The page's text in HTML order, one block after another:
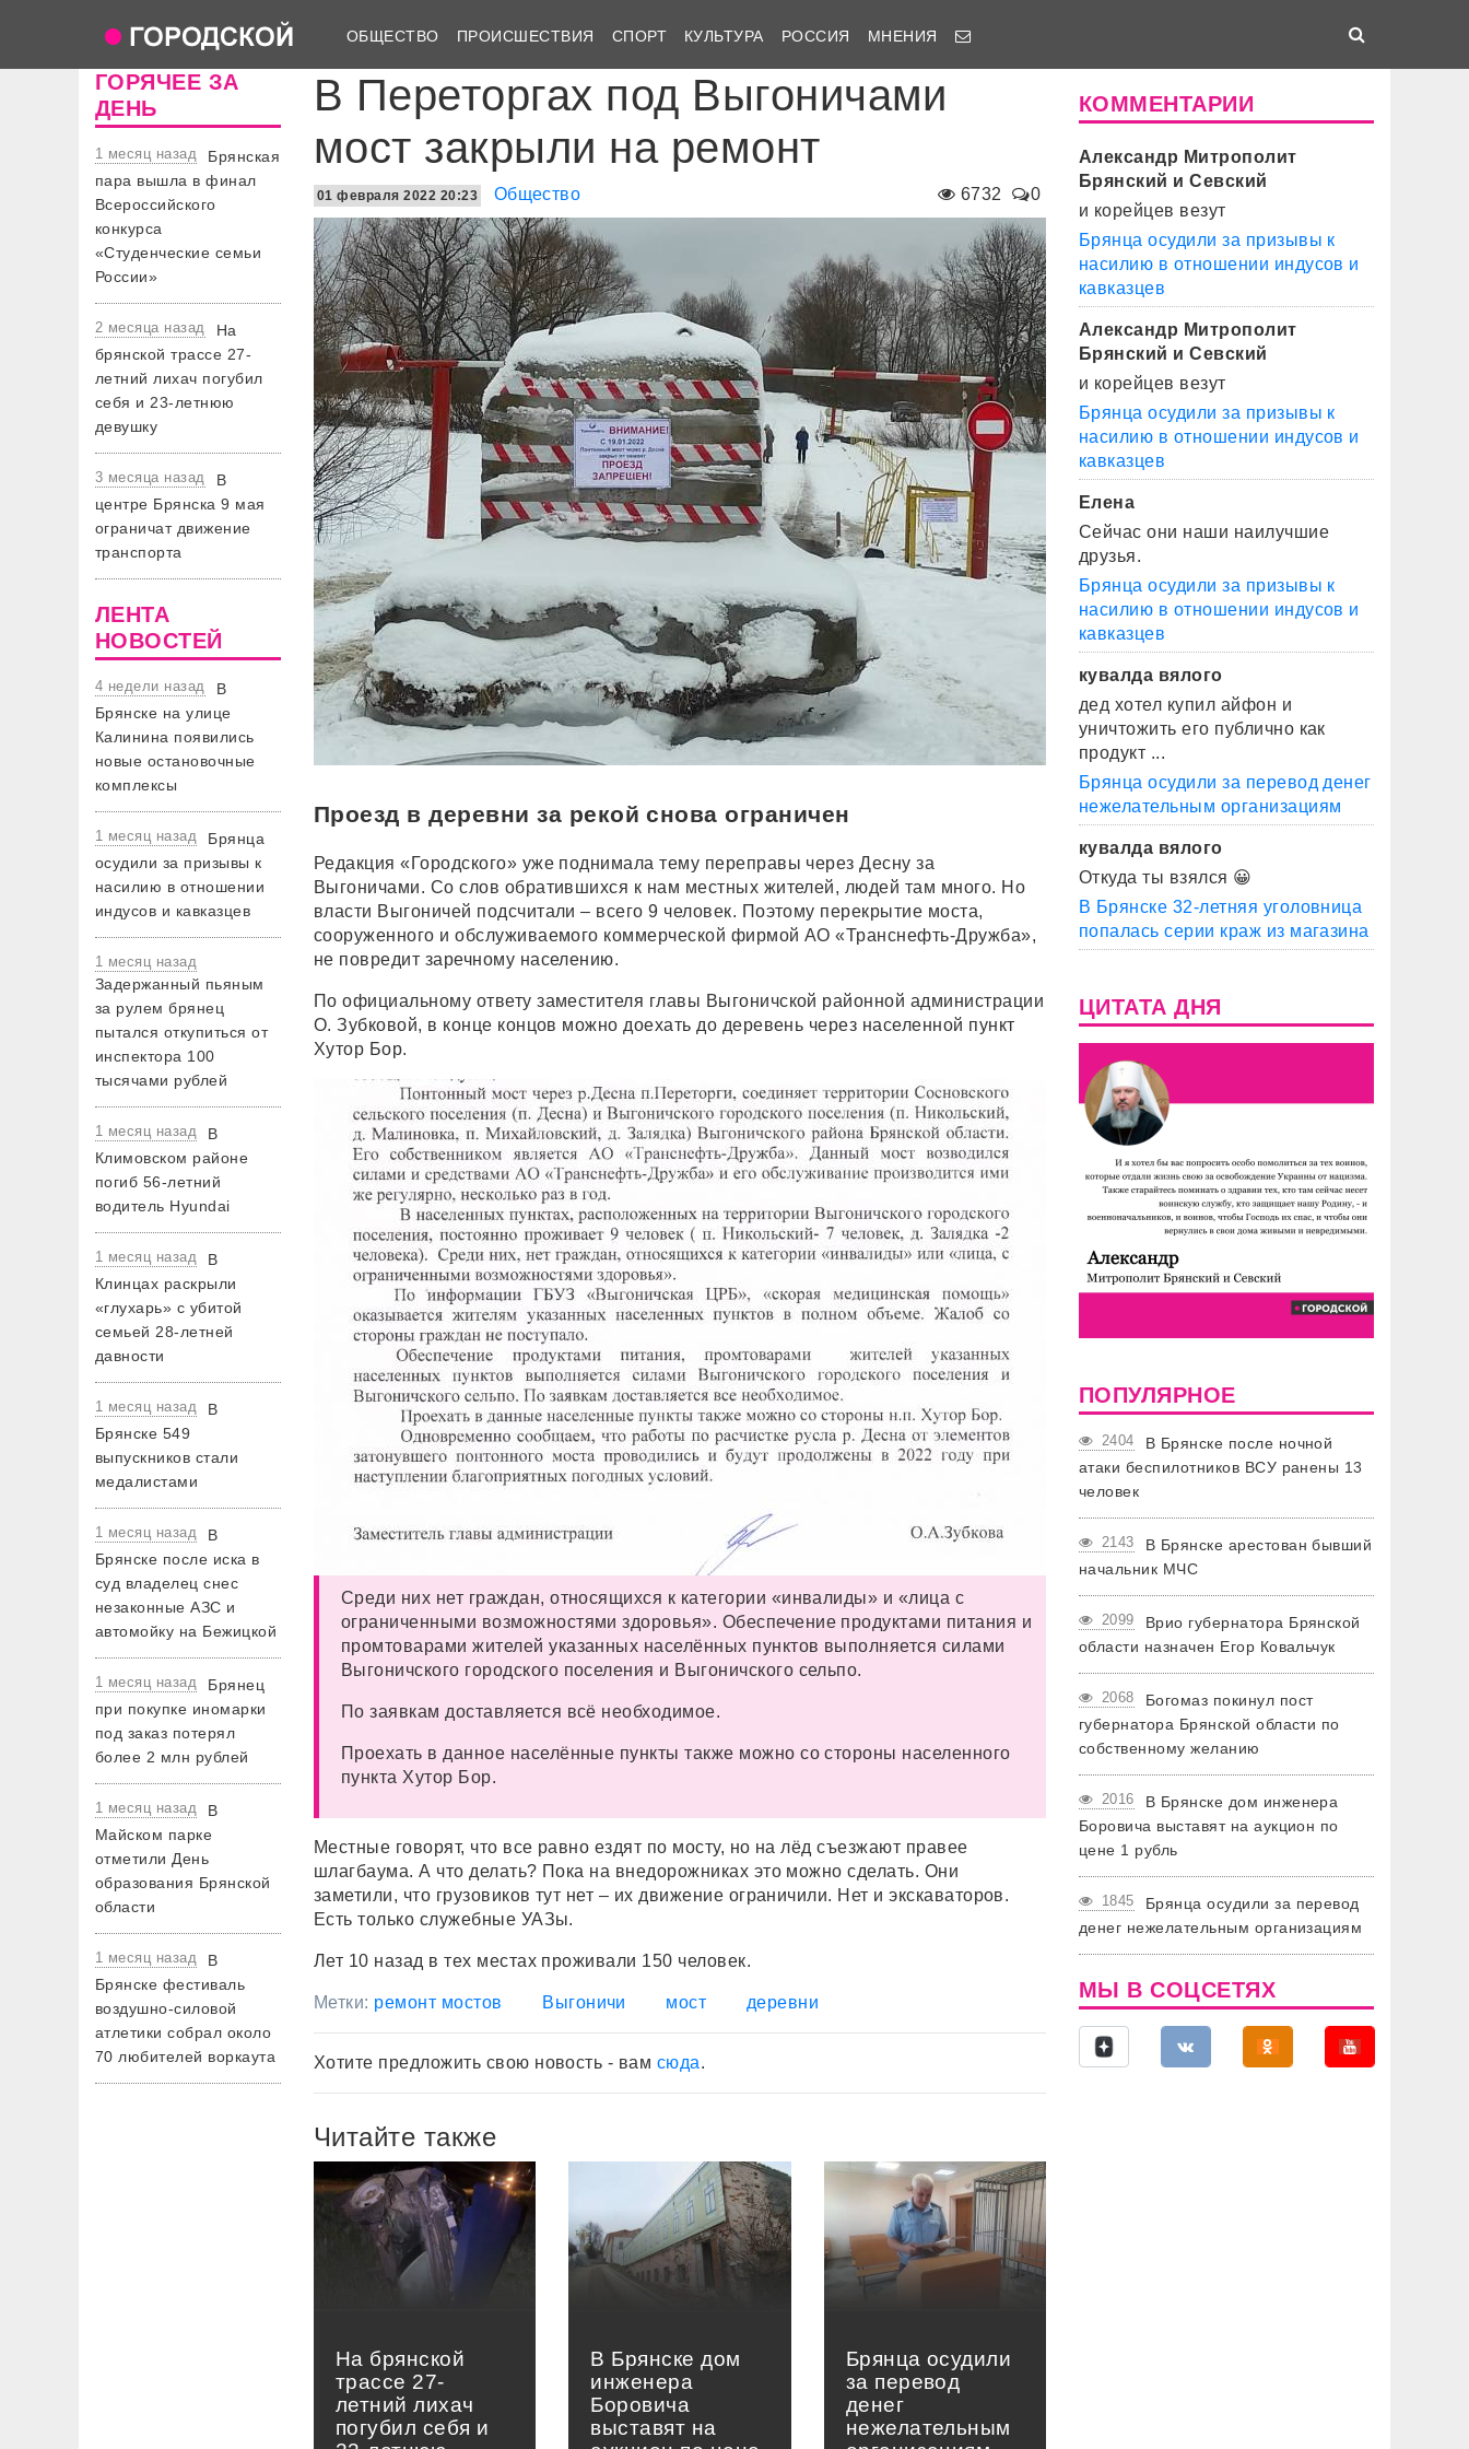
ОБЩЕСТВО ПРОИСШЕСТВИЯ СПОРТ КУЛЬТУРА РОССИЯ МНЕНИЯ
ГОРЯЧЕЕ ЗА
ДЕНЬ
1 месяц назад
Брянская
пара вышла в финал
Всероссийского
конкурса
«Студенческие семьи
России»
2 месяца назад
На
брянской трассе 27-
летний лихач погубил
себя и 23-летнюю
девушку
3 месяца назад
В
центре Брянска 9 мая
ограничат движение
транспорта
ЛЕНТА
НОВОСТЕЙ
4 недели назад
В
Брянске на улице
Калинина появились
новые остановочные
комплексы
1 месяц назад
Брянца
осудили за призывы к
насилию в отношении
индусов и кавказцев
1 месяц назад
Задержанный пьяным
за рулем брянец
пытался откупиться от
инспектора 100
тысячами рублей
1 месяц назад
В
Климовском районе
погиб 56-летний
водитель Hyundai
1 месяц назад
В
Клинцах раскрыли
«глухарь» с убитой
семьей 28-летней
давности
1 месяц назад
В
Брянске 549
выпускников стали
медалистами
1 месяц назад
В
Брянске после иска в
суд владелец снес
незаконные АЗС и
автомойку на Бежицкой
1 месяц назад
Брянец
при покупке иномарки
под заказ потерял
более 2 млн рублей
1 месяц назад
В
Майском парке
отметили День
образования Брянской
области
1 месяц назад
В
Брянске фестиваль
воздушно-силовой
атлетики собрал около
70 любителей воркаута
В Переторгах под Выгоничами
мост закрыли на ремонт
6732 0
01 февраля 2022 20:23 Общество
Проезд в деревни за рекой снова ограничен
Редакция «Городского» уже поднимала тему переправы через Десну за
Выгоничами. Со слов обратившихся к нам местных жителей, людей там много. Но
власти Выгоничей подсчитали – всего 9 человек. Поэтому перекрытие моста,
сооруженного и обслуживаемого коммерческой фирмой АО «Транснефть-Дружба»,
не повредит заречному населению.
По официальному ответу заместителя главы Выгоничской районной администрации
О. Зубковой, в конце концов можно доехать до деревень через населенной пункт
Хутор Бор.
Среди них нет граждан, относящихся к категории «инвалиды» и «лица с
ограниченными возможностями здоровья». Обеспечение продуктами питания и
промтоварами жителей указанных населённых пунктов выполняется силами
Выгоничского городского поселения и Выгоничского сельпо.
По заявкам доставляется всё необходимое.
Проехать в данное населённые пункты также можно со стороны населенного
пункта Хутор Бор.
Местные говорят, что все равно ездят по мосту, но на лёд съезжают правее
шлагбаума. А что делать? Пока на внедорожниках это можно сделать. Они
заметили, что грузовиков тут нет – их движение ограничили. Нет и экскаваторов.
Есть только служебные УАЗы.
Лет 10 назад в тех местах проживали 150 человек.
Метки: ремонт мостов Выгоничи мост деревни
Хотите предложить свою новость - вам сюда.
Читайте также
На брянской
трассе 27-
летний лихач
погубил себя и
В Брянске дом
инженера
Боровича
выставят на
Брянца осудили
за перевод
денег
нежелательным
КОММЕНТАРИИ
Александр Митрополит
Брянский и Севский
и корейцев везут
Брянца осудили за призывы к
насилию в отношении индусов и
кавказцев
Александр Митрополит
Брянский и Севский
и корейцев везут
Брянца осудили за призывы к
насилию в отношении индусов и
кавказцев
Елена
Сейчас они наши наилучшие
друзья.
Брянца осудили за призывы к
насилию в отношении индусов и
кавказцев
кувалда вялого
дед хотел купил айфон и
уничтожить его публично как
продукт ...
Брянца осудили за перевод денег
нежелательным организациям
кувалда вялого
Откуда ты взялся 😀
В Брянске 32-летняя уголовница
попалась серии краж из магазина
ЦИТАТА ДНЯ
ПОПУЛЯРНОЕ
2404
В Брянске после ночной
атаки беспилотников ВСУ ранены 13
человек
2143
В Брянске арестован бывший
начальник МЧС
2099
Врио губернатора Брянской
области назначен Егор Ковальчук
2068
Богомаз покинул пост
губернатора Брянской области по
собственному желанию
2016
В Брянске дом инженера
Боровича выставят на аукцион по
цене 1 рубль
1845
Брянца осудили за перевод
денег нежелательным организациям
МЫ В СОЦСЕТЯХ